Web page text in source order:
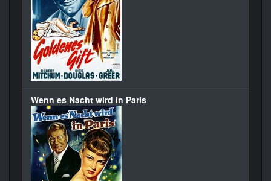
Wenn es Nacht wird in Paris